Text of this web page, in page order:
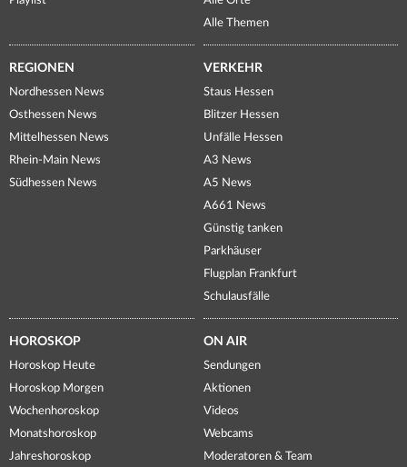
Alle Themen
REGIONEN
Nordhessen News
Osthessen News
Mittelhessen News
Rhein-Main News
Südhessen News
VERKEHR
Staus Hessen
Blitzer Hessen
Unfälle Hessen
A3 News
A5 News
A661 News
Günstig tanken
Parkhäuser
Flugplan Frankfurt
Schulausfälle
HOROSKOP
Horoskop Heute
Horoskop Morgen
Wochenhoroskop
Monatshoroskop
Jahreshoroskop
ON AIR
Sendungen
Aktionen
Videos
Webcams
Moderatoren & Team